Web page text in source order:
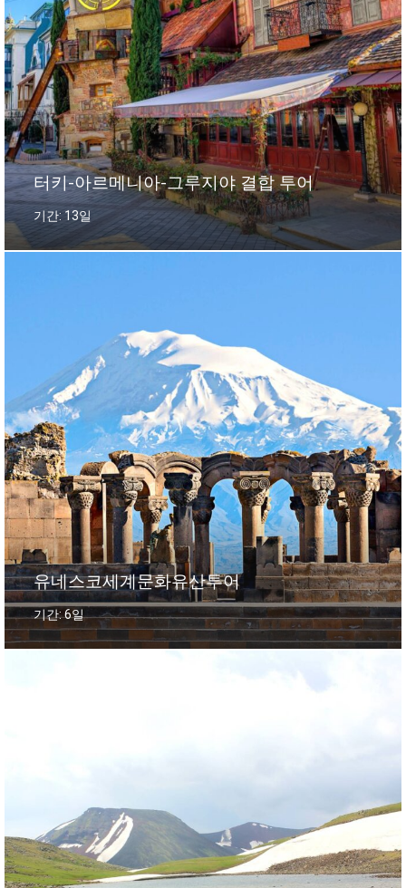
터키-아르메니아-그루지야 결합 투어
기간: 13일
유네스코세계문화유산투어
기간: 6일